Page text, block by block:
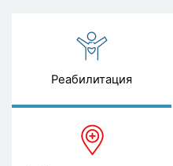
Реабилитация